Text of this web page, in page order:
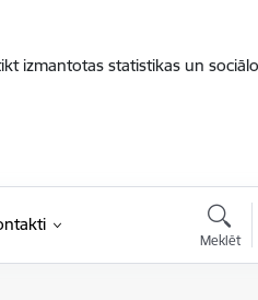
izmantotas statistikas un
Meklēt